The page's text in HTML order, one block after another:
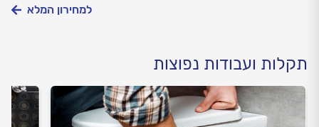
למחירון המלא
תקלות ועבודות נפוצות